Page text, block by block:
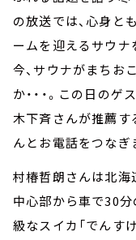
の放送では、心身と
ームを迎えるサウナ
今、サウナがまちお
か・・・。この日の
木下斉さんが推薦す
んとお電話をつなぎ
村椿哲朗さんは北海
中心部から車で30
級なスイカ「でんす